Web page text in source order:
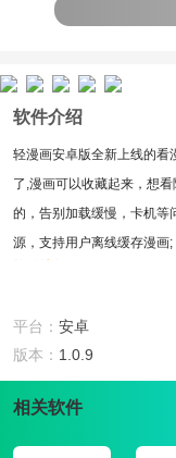
软件介绍
轻漫画安卓版全新上线的看
了,漫画可以收藏起来，想
的，告别加载缓慢，卡机等
源，支持用户离线缓存漫画;
1、下载高清画质漫画离线
告，大家要是对于漫画感兴
2、自由的在上面选择自己
式，不管是搜作者还搜漫画
3、每天都有好剧跟不完的
平台： 安卓
版本： 1.0.9
相关软件